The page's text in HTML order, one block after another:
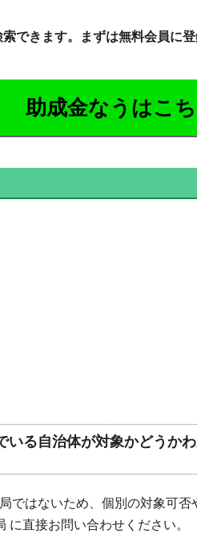
できます。まずは無料会員に
助成金なうはこ
いる自治体が対象かどうか
ではないため、個別の対象可否
に直接お問い合わせください。